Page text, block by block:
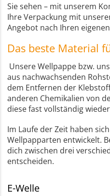
Sie sehen – mit unserem
Ihre Verpackung mit
Angebot nach Ihren
Das beste Material
Unsere Wellpappe bzw.
aus nachwachsenden
dem Entfernen der
anderen Chemikalien von
diese fast vollständig
Im Laufe der Zeit haben
Wellpapparten entwickelt.
dich zwischen drei
entscheiden.
E-Welle